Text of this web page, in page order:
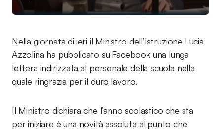
Nella giornata di ieri il Ministro dell’Istruzione Lucia
Azzolina ha pubblicato su Facebook una lunga
lettera indirizzata al personale della scuola nella
quale ringrazia per il duro lavoro.
Il Ministro dichiara che l’anno scolastico che sta
per iniziare è una novità assoluta al punto che